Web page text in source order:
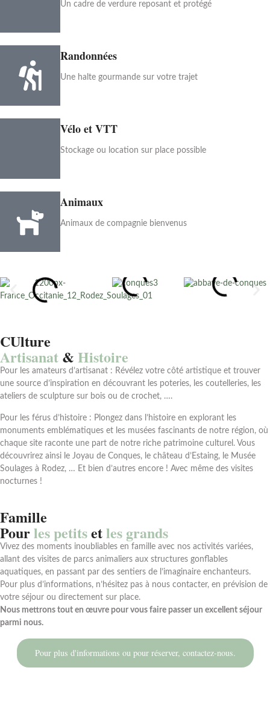
Un cadre de verdure reposant et protégé
Randonnées
Une halte gourmande sur votre trajet
Vélo et VTT
Stockage ou location sur place possible
Animaux
Animaux de compagnie bienvenus
CUlture
Artisanat & Histoire
Pour les amateurs d’artisanat : Révélez votre côté artistique et trouver
une source d’inspiration en découvrant les poteries, les coutelleries, les
ateliers de sculpture sur bois ou de crochet, ….
Pour les férus d’histoire : Plongez dans l’histoire en explorant les
monuments emblématiques et les musées fascinants de notre région, où
chaque site raconte une part de notre riche patrimoine culturel. Vous
découvrirez ainsi le Joyau de Conques, le château d’Estaing, le Musée
Soulages à Rodez, … Et bien d’autres encore ! Avec même des visites
nocturnes !
Famille
Pourles petitsetles grands
Vivez des moments inoubliables en famille avec nos activités variées,
allant des visites de parcs animaliers aux structures gonflables
aquatiques, en passant par des sentiers de l’imaginaire enchanteurs.
Pour plus d’informations, n’hésitez pas à nous contacter, en prévision de
votre séjour ou directement sur place.
Nous mettrons tout en œuvre pour vous faire passer un excellent séjour
parmi nous.
Pour plus d'informations ou pour réserver, contactez-nous.